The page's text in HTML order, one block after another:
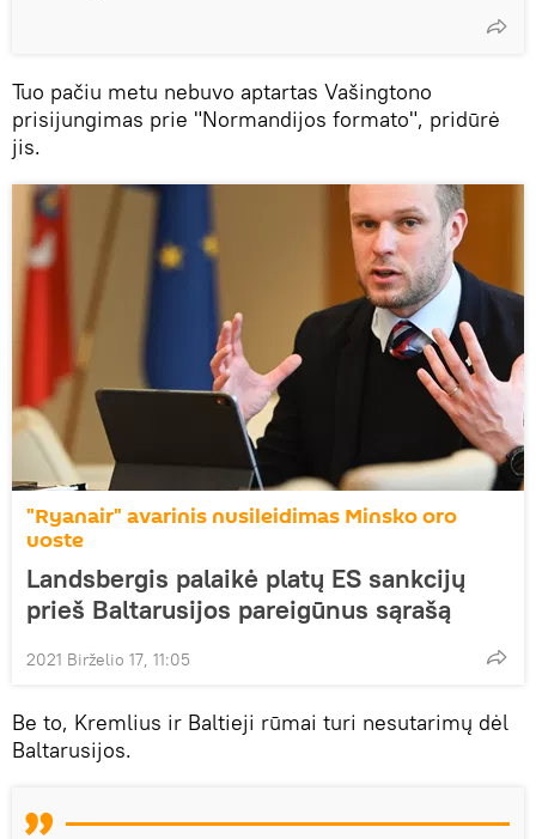
Tuo pačiu metu nebuvo aptartas Vašingtono
prisijungimas prie "Normandijos formato", pridūrė
jis.
"Ryanair" avarinis nusileidimas Minsko oro
uoste
Landsbergis palaikė platų ES sankcijų
prieš Baltarusijos pareigūnus sąrašą
2021 Birželio 17, 11:05
Be to, Kremlius ir Baltieji rūmai turi nesutarimų dėl
Baltarusijos.